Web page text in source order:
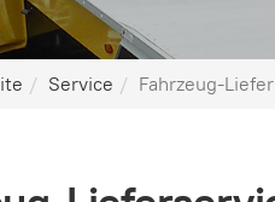
Service Fahrzeug-